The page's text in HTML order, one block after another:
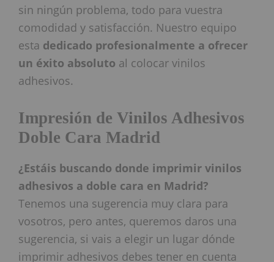
sin ningún problema, todo para vuestra
comodidad y satisfacción. Nuestro equipo
esta dedicado profesionalmente a ofrecer
un éxito absoluto al colocar vinilos
adhesivos.
Impresión de Vinilos Adhesivos
Doble Cara Madrid
¿Estáis buscando donde imprimir vinilos
adhesivos a doble cara en Madrid?
Tenemos una sugerencia muy clara para
vosotros, pero antes, queremos daros una
sugerencia, si vais a elegir un lugar dónde
imprimir adhesivos debes tener en cuenta